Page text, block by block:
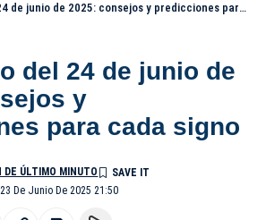
junio de 2025: consejos y predicciones para cada signo
del 24 de junio de
y
para cada signo
De Junio De 2025 21:50
DE ÚLTIMO MINUTO